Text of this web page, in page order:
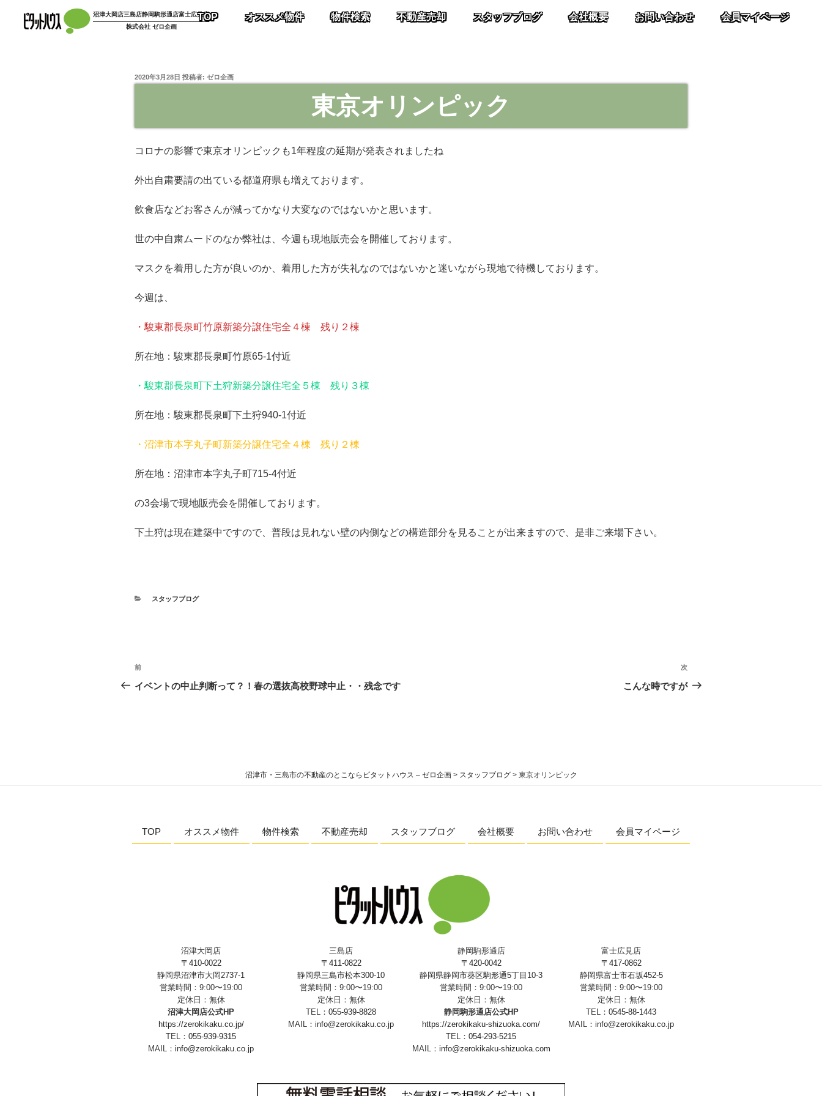
沼津大岡店三島店静岡駒形通店富士広見店
株式会社 ゼロ企画
TOP オススメ物件 物件検索 不動産売却 スタッフブログ 会社概要 お問い合わせ 会員マイページ
投
稿
2020年3月28日 投稿者: ゼロ企画
東京オリンピック
コロナの影響で東京オリンピックも1年程度の延期が発表されましたね
外出自粛要請の出ている都道府県も増えております。
飲食店などお客さんが減ってかなり大変なのではないかと思います。
世の中自粛ムードのなか弊社は、今週も現地販売会を開催しております。
マスクを着用した方が良いのか、着用した方が失礼なのではないかと迷いながら現地で待機しております。
今週は、
・駿東郡長泉町竹原新築分譲住宅全４棟 残り２棟
所在地：駿東郡長泉町竹原65-1付近
・駿東郡長泉町下土狩新築分譲住宅全５棟 残り３棟
所在地：駿東郡長泉町下土狩940-1付近
・沼津市本字丸子町新築分譲住宅全４棟 残り２棟
所在地：沼津市本字丸子町715-4付近
の3会場で現地販売会を開催しております。
下土狩は現在建築中ですので、普段は見れない壁の内側などの構造部分を見ることが出来ますので、是非ご来場下さい。
カ
スタッフブログ
投
稿
ン
過
去
前
イベントの中止判断って？！春の選抜高校野球中止・・残念です
次
の
次
こんな時ですが
沼津市・三島市の不動産のとこならピタットハウス – ゼロ企画> スタッフブログ> 東京オリンピック
TOP オススメ物件 物件検索 不動産売却 スタッフブログ 会社概要 お問い合わせ 会員マイページ
沼津大岡店
〒410-0022
静岡県沼津市大岡2737-1
営業時間：9:00〜19:00
定休日：無休
沼津大岡店公式HP
https://zerokikaku.co.jp/
TEL： 055-939-9315
MAIL： info@zerokikaku.co.jp
三島店
〒411-0822
静岡県三島市松本300-10
営業時間：9:00〜19:00
定休日：無休
TEL： 055-939-8828
MAIL： info@zerokikaku.co.jp
静岡駒形通店
〒420-0042
静岡県静岡市葵区駒形通5丁目10-3
営業時間：9:00〜19:00
定休日：無休
静岡駒形通店公式HP
https://zerokikaku-shizuoka.com/
TEL： 054-293-5215
MAIL： info@zerokikaku-shizuoka.com
富士広見店
〒417-0862
静岡県富士市石坂452-5
営業時間：9:00〜19:00
定休日：無休
TEL： 0545-88-1443
MAIL： info@zerokikaku.co.jp